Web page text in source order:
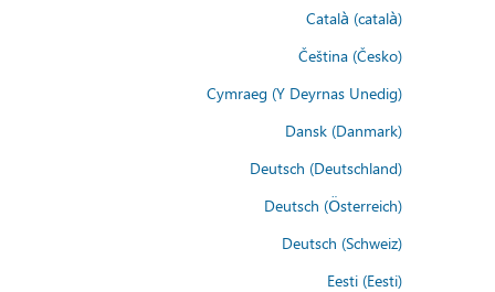
Català (català)
Čeština (Česko)
Cymraeg (Y Deyrnas Unedig)
Dansk (Danmark)
Deutsch (Deutschland)
Deutsch (Österreich)
Deutsch (Schweiz)
Eesti (Eesti)